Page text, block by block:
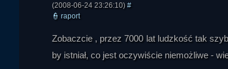
(2008-06-24 23:26:10) #
👮 raport
Zobaczcie , przez 7000 lat ludzkość tak
by istniał, co jest oczywiście niemożliwe -
Parapsychol